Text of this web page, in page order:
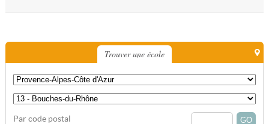
Trouver une école
Par code postal